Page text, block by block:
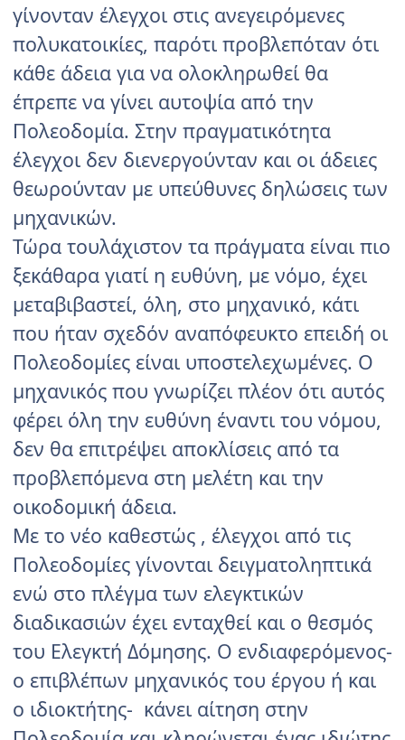
γίνονταν έλεγχοι στις ανεγειρόμενες
πολυκατοικίες, παρότι προβλεπόταν ότι
κάθε άδεια για να ολοκληρωθεί θα
έπρεπε να γίνει αυτοψία από την
Πολεοδομία. Στην πραγματικότητα
έλεγχοι δεν διενεργούνταν και οι άδειες
θεωρούνταν με υπεύθυνες δηλώσεις των
μηχανικών.
Τώρα τουλάχιστον τα πράγματα είναι πιο
ξεκάθαρα γιατί η ευθύνη, με νόμο, έχει
μεταβιβαστεί, όλη, στο μηχανικό, κάτι
που ήταν σχεδόν αναπόφευκτο επειδή οι
Πολεοδομίες είναι υποστελεχωμένες. Ο
μηχανικός που γνωρίζει πλέον ότι αυτός
φέρει όλη την ευθύνη έναντι του νόμου,
δεν θα επιτρέψει αποκλίσεις από τα
προβλεπόμενα στη μελέτη και την
οικοδομική άδεια.
Με το νέο καθεστώς , έλεγχοι από τις
Πολεοδομίες γίνονται δειγματοληπτικά
ενώ στο πλέγμα των ελεγκτικών
διαδικασιών έχει ενταχθεί και ο θεσμός
του Ελεγκτή Δόμησης. Ο ενδιαφερόμενος-
ο επιβλέπων μηχανικός του έργου ή και
ο ιδιοκτήτης- κάνει αίτηση στην